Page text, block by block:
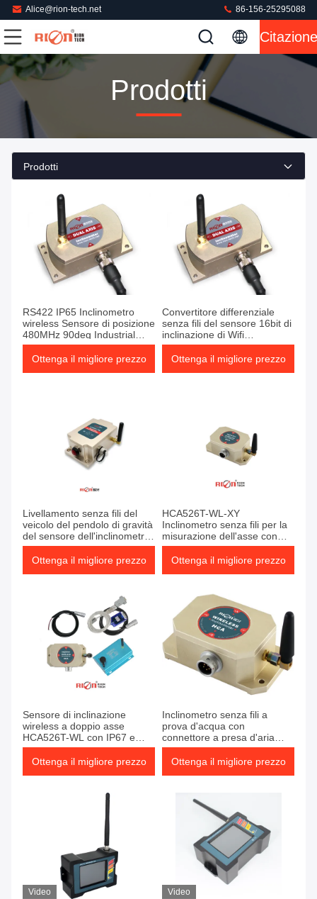
Alice@rion-tech.net 86-156-25295088
Citazione
Prodotti
Prodotti
RS422 IP65 Inclinometro
wireless Sensore di posizione
480MHz 90deg Industrial
Control
Ottenga il migliore prezzo
Convertitore differenziale
senza fili del sensore 16bit di
inclinazione di Wifi
dell'inclinometro di Biaxis
Ottenga il migliore prezzo
Livellamento senza fili del
veicolo del pendolo di gravità
del sensore dell'inclinometro
di ISO9001 IP67 ACA826T
Ottenga il migliore prezzo
HCA526T-WL-XY
Inclinometro senza fili per la
misurazione dell'asse con
alta precisione
Ottenga il migliore prezzo
Sensore di inclinazione
wireless a doppio asse
HCA526T-WL con IP67 e
stabilità a lungo termine
Ottenga il migliore prezzo
Inclinometro senza fili a
prova d'acqua con
connettore a presa d'aria
HCA526T-WL
Ottenga il migliore prezzo
Video Video